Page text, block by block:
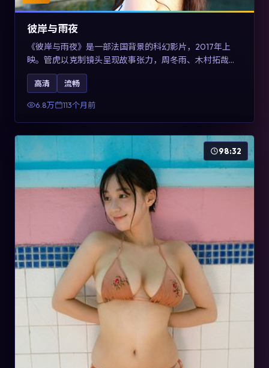
彼岸与雨夜
《彼岸与雨夜》是一部法国背景的科幻影片，2017年上
映。管虎以克制镜头呈现故事张力，周冬雨、木村拓哉与
张震的对手戏可圈可点。剧情层面在真实历史背景下虚构
一段跨国追寻之旅，对关注导演风格与演员阵容的观众具
有检索与收藏价值。
高清 流畅
6.8万 113个月前
98:32